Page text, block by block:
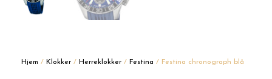
Hjem / Klokker / Herreklokker / Festina / Festina chronograph blå